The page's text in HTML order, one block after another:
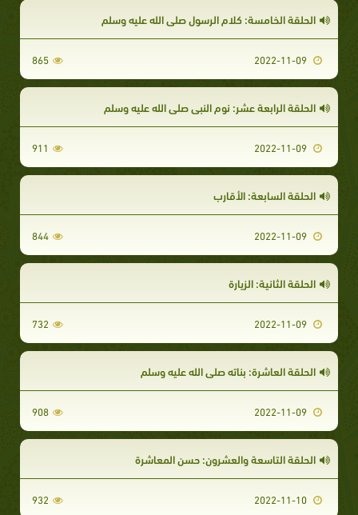
الحلقة الخامسة: كلام الرسول صلى الله عليه وسلم
865
الحلقة الرابعة عشر: نوم النبي صلى الله عليه وسلم
911
الحلقة السابعة: الأقارب
844
الحلقة الثانية: الزيارة
732
الحلقة العاشرة: بناته صلى الله عليه وسلم
908
الحلقة التاسعة والعشرون: حسن المعاشرة
932